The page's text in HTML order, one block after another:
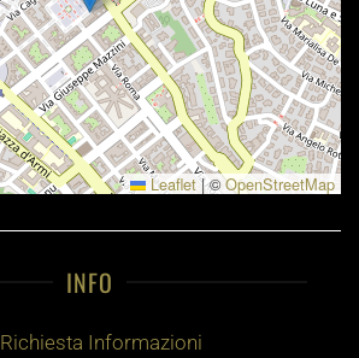
Leaflet |©OpenStreetMap
INFO
Richiesta Informazioni